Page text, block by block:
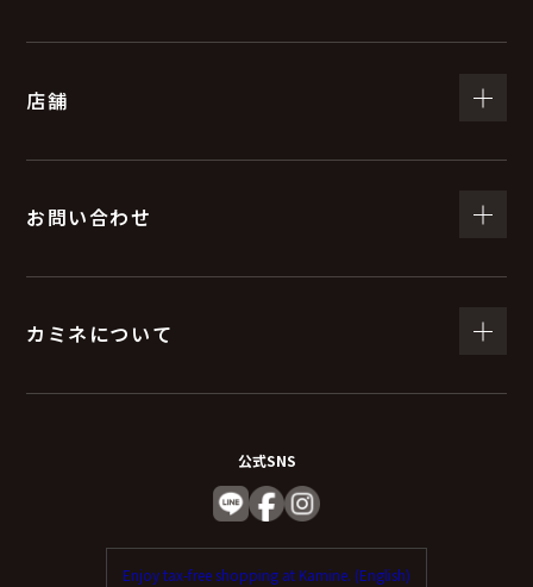
店舗
お問い合わせ
カミネについて
公式SNS
Enjoy tax-free shopping at Kamine. (English)